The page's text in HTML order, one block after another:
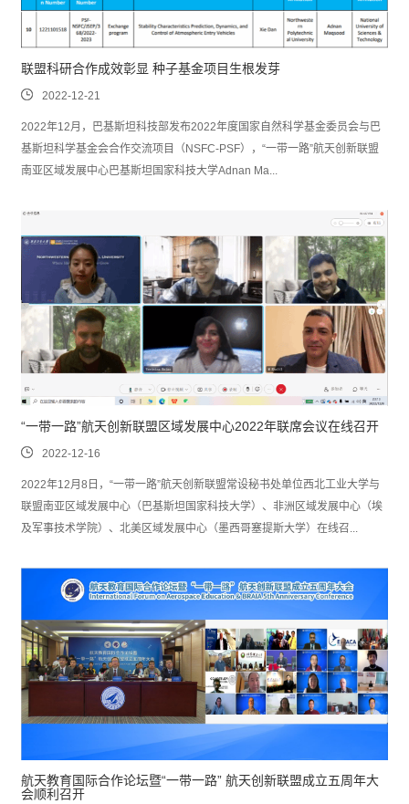
联盟科研合作成效彰显 种子基金项目生根发芽
2022-12-21
2022年12月，巴基斯坦科技部发布2022年度国家自然科学基金委员会与巴
基斯坦科学基金会合作交流项目（NSFC-PSF），“一带一路”航天创新联盟
南亚区域发展中心巴基斯坦国家科技大学Adnan Ma...
“一带一路”航天创新联盟区域发展中心2022年联席会议在线召开
2022-12-16
2022年12月8日，“一带一路”航天创新联盟常设秘书处单位西北工业大学与
联盟南亚区域发展中心（巴基斯坦国家科技大学）、非洲区域发展中心（埃
及军事技术学院）、北美区域发展中心（墨西哥塞提斯大学）在线召...
航天教育国际合作论坛暨“一带一路” 航天创新联盟成立五周年大
会顺利召开